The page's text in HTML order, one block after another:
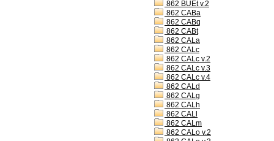
862 BUEt v.2
862 CABa
862 CABq
862 CABt
862 CALa
862 CALc
862 CALc v.2
862 CALc v.3
862 CALc v.4
862 CALd
862 CALg
862 CALh
862 CALl
862 CALm
862 CALo v.2